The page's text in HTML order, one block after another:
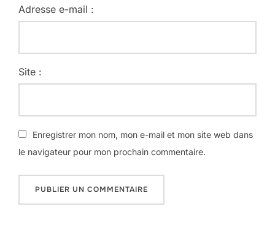
Adresse e-mail :
Site :
Enregistrer mon nom, mon e-mail et mon site web dans
le navigateur pour mon prochain commentaire.